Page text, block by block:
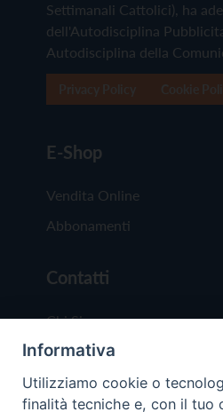
Settimanali Cattolici), ha
dell'Autodisciplina
Autodisciplina della
E-Shop
Vendita Online
Abbonamenti
Contatti
Chi Siamo
Redazione
Scrivici
Informativa
Utilizziamo cookie o
finalità tecniche e, con il tuo